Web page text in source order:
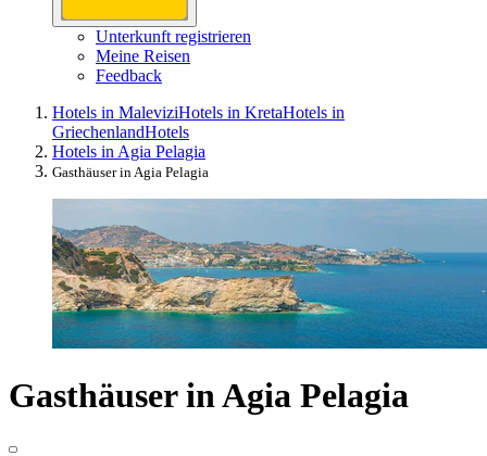
Unterkunft registrieren
Meine Reisen
Feedback
Hotels in MaleviziHotels in KretaHotels in
GriechenlandHotels
Hotels in Agia Pelagia
Gasthäuser in Agia Pelagia
Gasthäuser in Agia Pelagia